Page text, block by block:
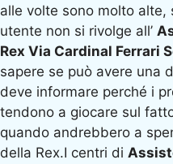
alle volte sono molto alte,
utente non si rivolge all’
Rex Via Cardinal Ferrari
sapere se può avere una
deve informare perché i
tendono a giocare sul
quando andrebbero a
della Rex.I centri di